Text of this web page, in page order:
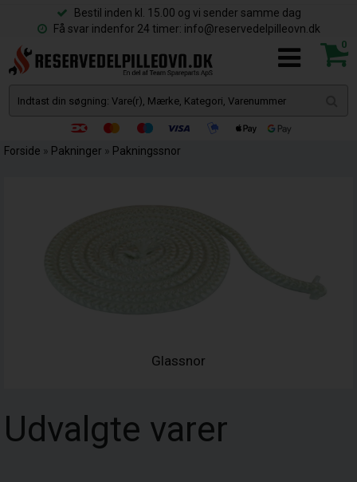
Bestil inden kl. 15.00 og vi sender samme dag
Få svar indenfor 24 timer: info@reservedelpilleovn.dk
0
Forside » Pakninger » Pakningssnor
Glassnor
Udvalgte varer